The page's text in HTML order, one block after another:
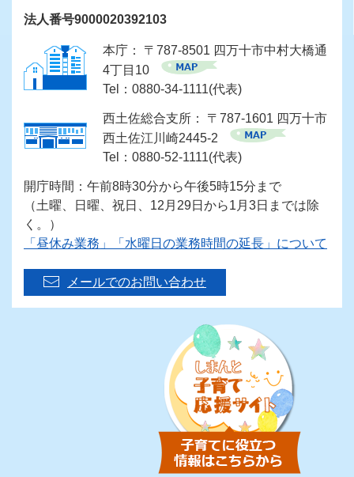
法人番号9000020392103
本庁： 〒787-8501 四万十市中村大橋通
4丁目10
Tel：0880-34-1111(代表)
西土佐総合支所： 〒787-1601 四万十市
西土佐江川崎2445-2
Tel：0880-52-1111(代表)
開庁時間：午前8時30分から午後5時15分まで
（土曜、日曜、祝日、12月29日から1月3日までは除
く。）
「昼休み業務」「水曜日の業務時間の延長」について
メールでのお問い合わせ